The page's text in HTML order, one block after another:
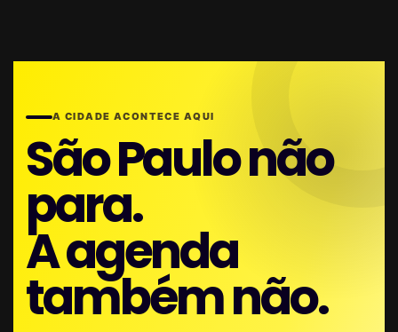
A CIDADE ACONTECE AQUI
São Paulo não
para.
A agenda
também não.